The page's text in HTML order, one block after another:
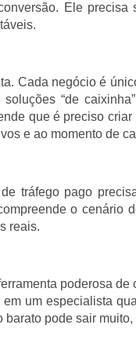
Ele precisa
Cada negócio é
“de
que é preciso
e ao momento de
tráfego pago
o cenário
reais.
poderosa
um especialista
pode sair muito,